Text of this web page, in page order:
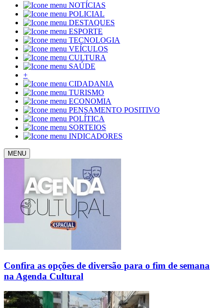
NOTÍCIAS
POLICIAL
DESTAQUES
ESPORTE
TECNOLOGIA
VEÍCULOS
CULTURA
SAÚDE
+
CIDADANIA
TURISMO
ECONOMIA
PENSAMENTO POSITIVO
POLÍTICA
SORTEIOS
INDICADORES
MENU
Confira as opções de diversão para o fim de semana
na Agenda Cultural